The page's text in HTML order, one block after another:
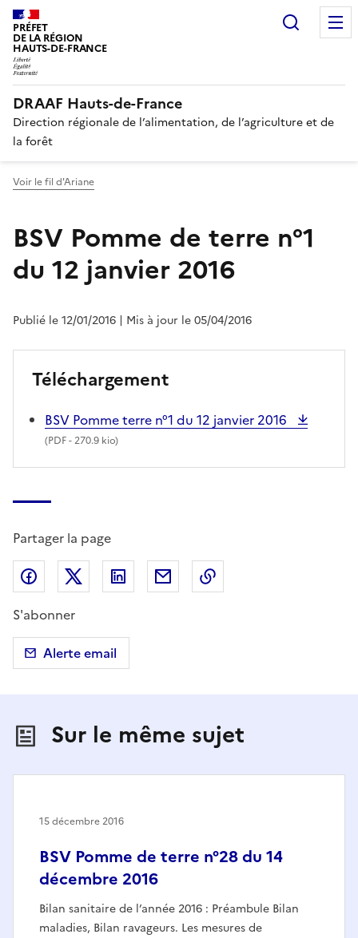
PRÉFET
DE LA RÉGION
HAUTS-DE-FRANCE
DRAAF Hauts-de-France
Direction régionale de l’alimentation, de l’agriculture et de
la forêt
Voir le fil d'Ariane
BSV Pomme de terre n°1
du 12 janvier 2016
Publié le 12/01/2016 | Mis à jour le 05/04/2016
Téléchargement
BSV Pomme terre n°1 du 12 janvier 2016
(PDF- 270.9 kio)
Partager la page
Partager sur Facebook
Partager sur X (anciennement Twitter)
Partager sur LinkedIn
Partager par email
S'abonner
Alerte email
Sur le même sujet
BSV Pomme de terre n°28 du 14
décembre 2016
Bilan sanitaire de l’année 2016 : Préambule Bilan
maladies, Bilan ravageurs. Les mesures de
15 décembre 2016